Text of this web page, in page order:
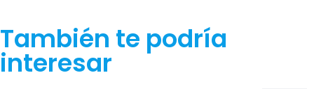
También te podría
interesar